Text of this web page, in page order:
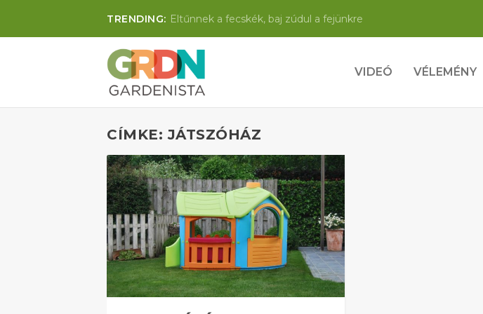
TRENDING: Eltűnnek a fecskék, baj zúdul a fejünkre
VIDEÓ VÉLEMÉNY
CÍMKE: JÁTSZÓHÁZ